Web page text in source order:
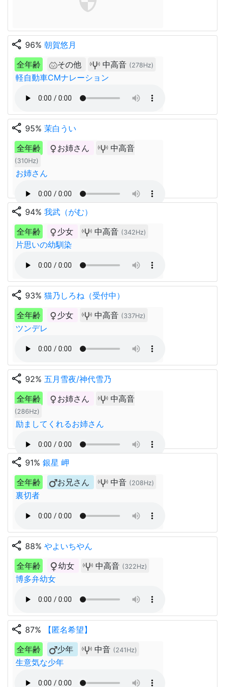
share 96% 朝賀悠月
全年齢
その他 中高音 (278Hz)
軽自動車CMナレーション
share 95% 茉白うい
全年齢
お姉さん 中高音
(310Hz)
お姉さん
share 94% 我武（がむ）
全年齢
少女 中高音 (342Hz)
片思いの幼馴染
share 93% 猫乃しろね（受付中）
全年齢
少女 中高音 (337Hz)
ツンデレ
share 92% 五月雪夜/神代雪乃
全年齢
お姉さん 中高音
(286Hz)
励ましてくれるお姉さん
share 91% 銀星 岬
全年齢
お兄さん 中音 (208Hz)
裏切者
share 88% やよいちやん
全年齢
幼女 中高音 (322Hz)
博多弁幼女
share 87%
【匿名希望】
全年齢
少年 中音 (241Hz)
生意気な少年